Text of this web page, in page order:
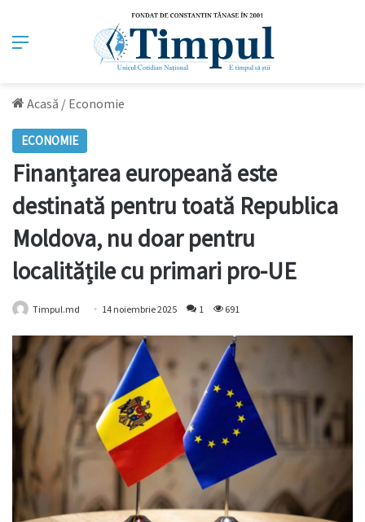
Meniu
Acasă / Economie
ECONOMIE
Finanțarea europeană este
destinată pentru toată Republica
Moldova, nu doar pentru
localitățile cu primari pro-UE
Timpul.md 14 noiembrie 2025 1 691